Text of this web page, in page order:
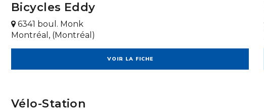
Bicycles Eddy
6341 boul. Monk
Montréal, (Montréal)
VOIR LA FICHE
Vélo-Station